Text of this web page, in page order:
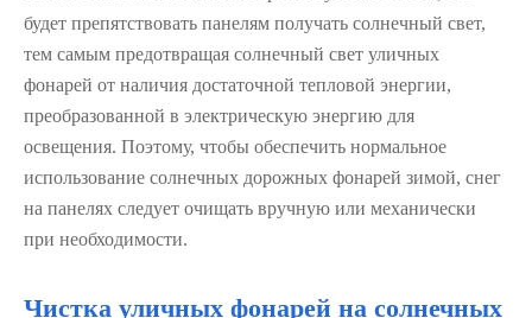
будет препятствовать панелям получать солнечный свет,
тем самым предотвращая солнечный свет уличных
фонарей от наличия достаточной тепловой энергии,
преобразованной в электрическую энергию для
освещения. Поэтому, чтобы обеспечить нормальное
использование солнечных дорожных фонарей зимой, снег
на панелях следует очищать вручную или механически
при необходимости.
Чистка уличных фонарей на солнечных